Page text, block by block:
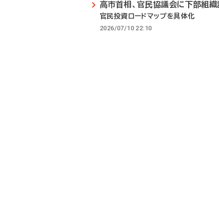
高市首相、官民協議会に下部組織
官民投資ロードマップを具体化
2026/07/10 22:10